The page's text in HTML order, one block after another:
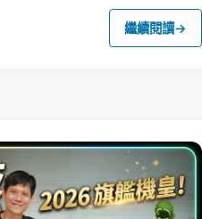
繼續閱讀→